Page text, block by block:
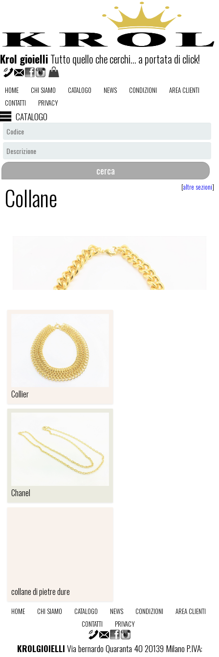
Krol gioielliTutto quello che cerchi... a portata di click!
HOME CHI SIAMO CATALOGO NEWS CONDIZIONI
AREA CLIENTI
CONTATTI
PRIVACY
CATALOGO
Collane [altre sezioni]
Collier
COLLIER
Chanel
collane di pietre dure
COLLANE DI
PIETRE DURE
HOME CHI SIAMO CATALOGO NEWS CONDIZIONI
AREA CLIENTI
CONTATTI
PRIVACY
KROLGIOIELLIVia bernardo Quaranta 40 20139 Milano P.IVA: